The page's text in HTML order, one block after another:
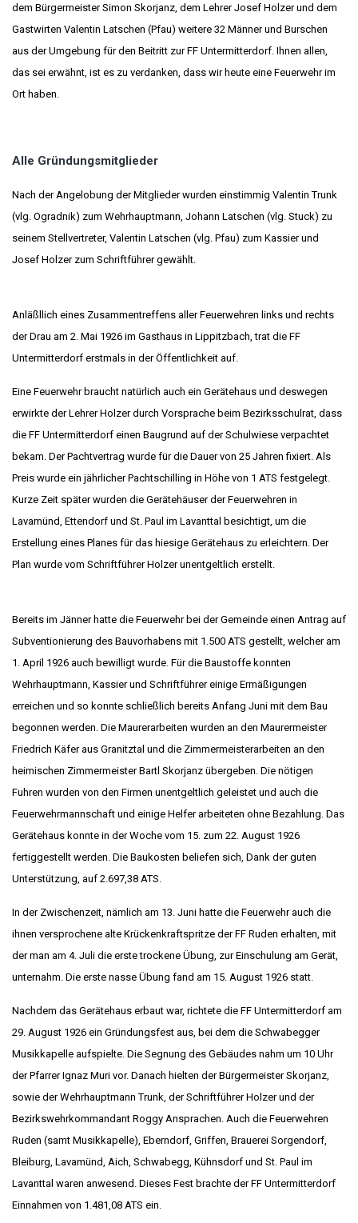
dem Bürgermeister Simon Skorjanz, dem Lehrer Josef Holzer und dem
Gastwirten Valentin Latschen (Pfau) weitere 32 Männer und Burschen
aus der Umgebung für den Beitritt zur FF Untermitterdorf. Ihnen allen,
das sei erwähnt, ist es zu verdanken, dass wir heute eine Feuerwehr im
Ort haben.
Alle Gründungsmitglieder
Nach der Angelobung der Mitglieder wurden einstimmig Valentin Trunk
(vlg. Ogradnik) zum Wehrhauptmann, Johann Latschen (vlg. Stuck) zu
seinem Stellvertreter, Valentin Latschen (vlg. Pfau) zum Kassier und
Josef Holzer zum Schriftführer gewählt.
Anläßllich eines Zusammentreffens aller Feuerwehren links und rechts
der Drau am 2. Mai 1926 im Gasthaus in Lippitzbach, trat die FF
Untermitterdorf erstmals in der Öffentlichkeit auf.
Eine Feuerwehr braucht natürlich auch ein Gerätehaus und deswegen
erwirkte der Lehrer Holzer durch Vorsprache beim Bezirksschulrat, dass
die FF Untermitterdorf einen Baugrund auf der Schulwiese verpachtet
bekam. Der Pachtvertrag wurde für die Dauer von 25 Jahren fixiert. Als
Preis wurde ein jährlicher Pachtschilling in Höhe von 1 ATS festgelegt.
Kurze Zeit später wurden die Gerätehäuser der Feuerwehren in
Lavamünd, Ettendorf und St. Paul im Lavanttal besichtigt, um die
Erstellung eines Planes für das hiesige Gerätehaus zu erleichtern. Der
Plan wurde vom Schriftführer Holzer unentgeltlich erstellt.
Bereits im Jänner hatte die Feuerwehr bei der Gemeinde einen Antrag auf
Subventionierung des Bauvorhabens mit 1.500 ATS gestellt, welcher am
1. April 1926 auch bewilligt wurde. Für die Baustoffe konnten
Wehrhauptmann, Kassier und Schriftführer einige Ermäßigungen
erreichen und so konnte schließlich bereits Anfang Juni mit dem Bau
begonnen werden. Die Maurerarbeiten wurden an den Maurermeister
Friedrich Käfer aus Granitztal und die Zimmermeisterarbeiten an den
heimischen Zimmermeister Bartl Skorjanz übergeben. Die nötigen
Fuhren wurden von den Firmen unentgeltlich geleistet und auch die
Feuerwehrmannschaft und einige Helfer arbeiteten ohne Bezahlung. Das
Gerätehaus konnte in der Woche vom 15. zum 22. August 1926
fertiggestellt werden. Die Baukosten beliefen sich, Dank der guten
Unterstützung, auf 2.697,38 ATS.
In der Zwischenzeit, nämlich am 13. Juni hatte die Feuerwehr auch die
ihnen versprochene alte Krückenkraftspritze der FF Ruden erhalten, mit
der man am 4. Juli die erste trockene Übung, zur Einschulung am Gerät,
unternahm. Die erste nasse Übung fand am 15. August 1926 statt.
Nachdem das Gerätehaus erbaut war, richtete die FF Untermitterdorf am
29. August 1926 ein Gründungsfest aus, bei dem die Schwabegger
Musikkapelle aufspielte. Die Segnung des Gebäudes nahm um 10 Uhr
der Pfarrer Ignaz Muri vor. Danach hielten der Bürgermeister Skorjanz,
sowie der Wehrhauptmann Trunk, der Schriftführer Holzer und der
Bezirkswehrkommandant Roggy Ansprachen. Auch die Feuerwehren
Ruden (samt Musikkapelle), Eberndorf, Griffen, Brauerei Sorgendorf,
Bleiburg, Lavamünd, Aich, Schwabegg, Kühnsdorf und St. Paul im
Lavanttal waren anwesend. Dieses Fest brachte der FF Untermitterdorf
Einnahmen von 1.481,08 ATS ein.